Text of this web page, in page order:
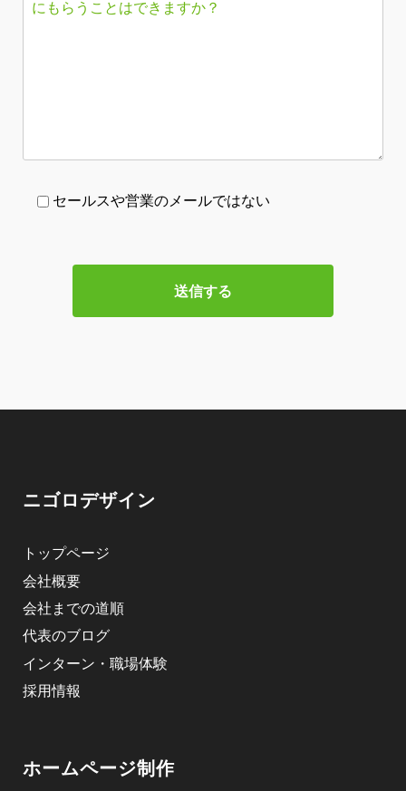
セールスや営業のメールではない
ニゴロデザイン
トップページ
会社概要
会社までの道順
代表のブログ
インターン・職場体験
採用情報
ホームページ制作